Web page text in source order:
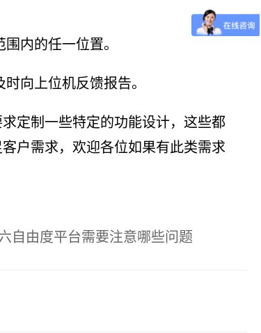
内的任一位置。
向上位机反馈报告。
定制一些特定的功能设计，这些都
户需求，欢迎各位如果有此类需求
自由度平台需要注意哪些问题